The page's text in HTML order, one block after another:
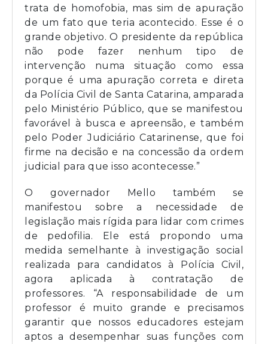
trata de homofobia, mas sim de apuração
de um fato que teria acontecido. Esse é o
grande objetivo. O presidente da república
não pode fazer nenhum tipo de
intervenção numa situação como essa
porque é uma apuração correta e direta
da Polícia Civil de Santa Catarina, amparada
pelo Ministério Público, que se manifestou
favorável à busca e apreensão, e também
pelo Poder Judiciário Catarinense, que foi
firme na decisão e na concessão da ordem
judicial para que isso acontecesse.”
O governador Mello também se
manifestou sobre a necessidade de
legislação mais rígida para lidar com crimes
de pedofilia. Ele está propondo uma
medida semelhante à investigação social
realizada para candidatos à Polícia Civil,
agora aplicada à contratação de
professores. “A responsabilidade de um
professor é muito grande e precisamos
garantir que nossos educadores estejam
aptos a desempenhar suas funções com